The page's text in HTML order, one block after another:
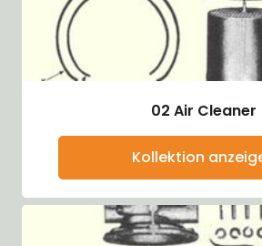
02 Air Cleaner
Kollektion